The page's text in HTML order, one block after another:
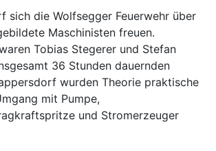
sich die Wolfsegger Feuerwehr über
Maschinisten freuen.
Tobias Stegerer und Stefan
36 Stunden dauernden
wurden Theorie praktische
mit Pumpe,
und Stromerzeuger